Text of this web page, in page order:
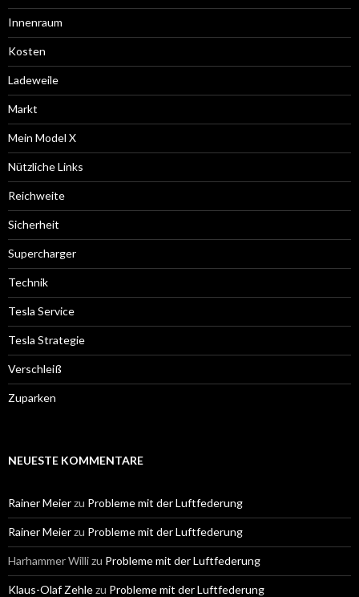
Innenraum
Kosten
Ladeweile
Markt
Mein Model X
Nützliche Links
Reichweite
Sicherheit
Supercharger
Technik
Tesla Service
Tesla Strategie
Verschleiß
Zuparken
NEUESTE KOMMENTARE
Rainer Meierzu Probleme mit der Luftfederung
Rainer Meierzu Probleme mit der Luftfederung
Harhammer Willizu Probleme mit der Luftfederung
Klaus-Olaf Zehlezu Probleme mit der Luftfederung